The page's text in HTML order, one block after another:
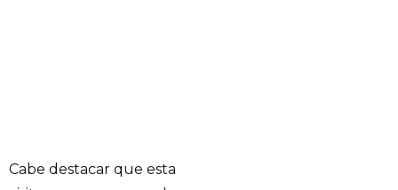
Cabe destacar que esta